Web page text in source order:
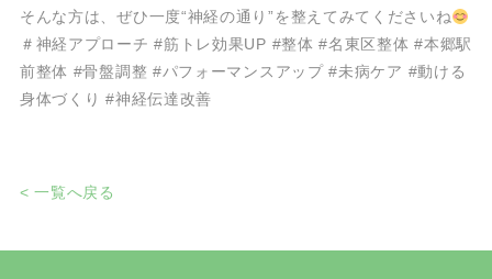
そんな方は、ぜひ一度“神経の通り”を整えてみてくださいね
＃神経アプローチ #筋トレ効果UP #整体 #名東区整体 #本郷駅
前整体 #骨盤調整 #パフォーマンスアップ #未病ケア #動ける
身体づくり #神経伝達改善
< 一覧へ戻る